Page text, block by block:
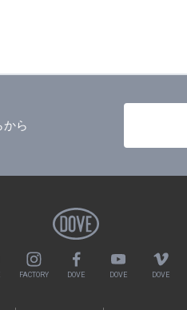
ら
FACTORY DOVE DOVE DOVE